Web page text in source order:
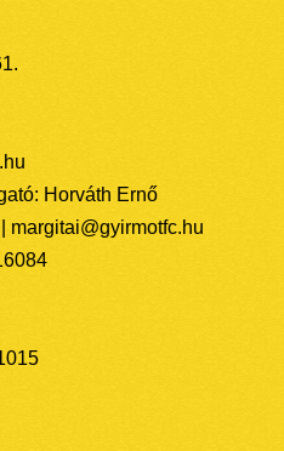
Horváth Ernő
margitai@gyirmotfc.hu